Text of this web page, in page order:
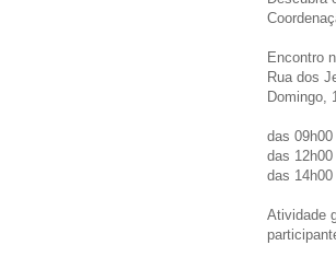
Encontro
Rua dos
Domingo,
das
das
das
Atividade